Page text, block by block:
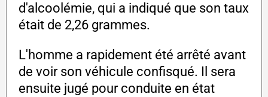
d'alcoolémie, qui a indiqué que son taux
était de 2,26 grammes.
L'homme a rapidement été arrêté avant
de voir son véhicule confisqué. Il sera
ensuite jugé pour conduite en état